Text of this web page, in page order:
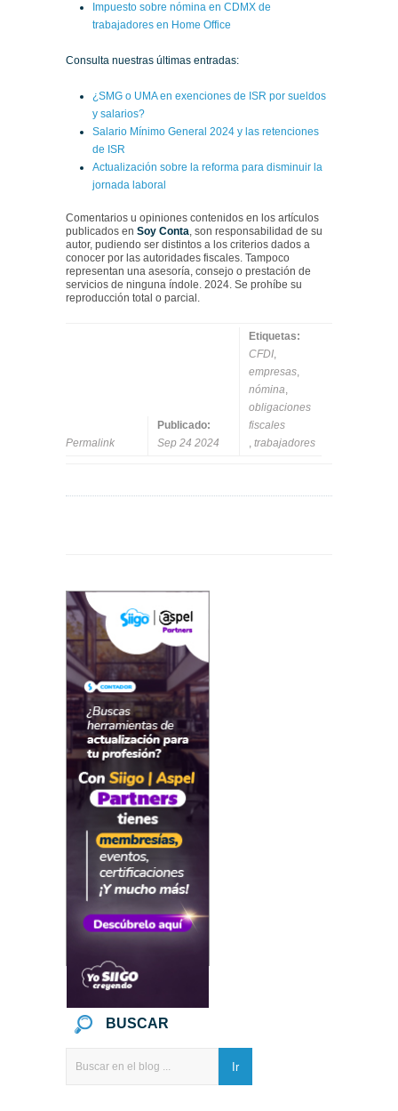
Impuesto sobre nómina en CDMX de
trabajadores en Home Office
Consulta nuestras últimas entradas:
¿SMG o UMA en exenciones de ISR por sueldos
y salarios?
Salario Mínimo General 2024 y las retenciones
de ISR
Actualización sobre la reforma para disminuir la
jornada laboral
Comentarios u opiniones contenidos en los artículos
publicados en Soy Conta, son responsabilidad de su
autor, pudiendo ser distintos a los criterios dados a
conocer por las autoridades fiscales. Tampoco
representan una asesoría, consejo o prestación de
servicios de ninguna índole. 2024. Se prohíbe su
reproducción total o parcial.
Permalink
Publicado:
Sep 24 2024
Etiquetas:
CFDI,
empresas,
nómina,
obligaciones
fiscales
, trabajadores
BUSCAR